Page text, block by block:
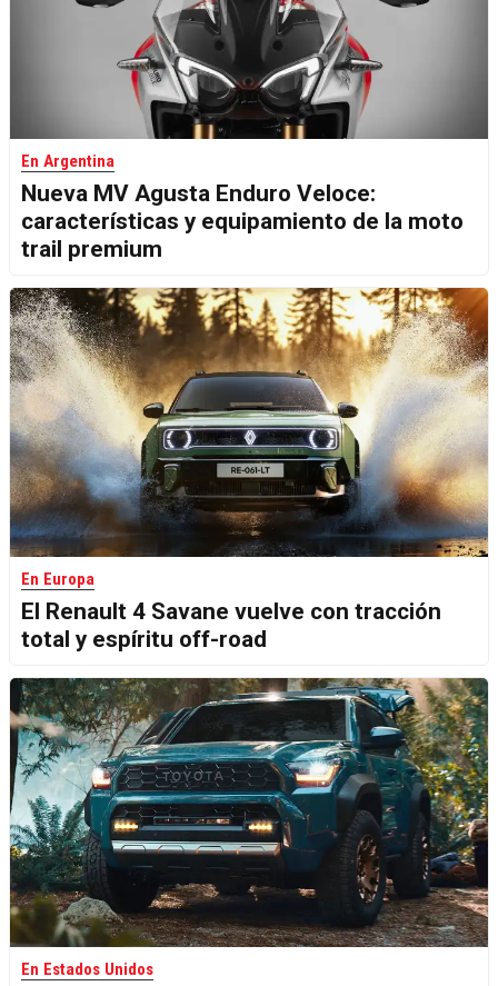
En Argentina
Nueva MV Agusta Enduro Veloce:
características y equipamiento de la moto
trail premium
En Europa
El Renault 4 Savane vuelve con tracción
total y espíritu off-road
En Estados Unidos